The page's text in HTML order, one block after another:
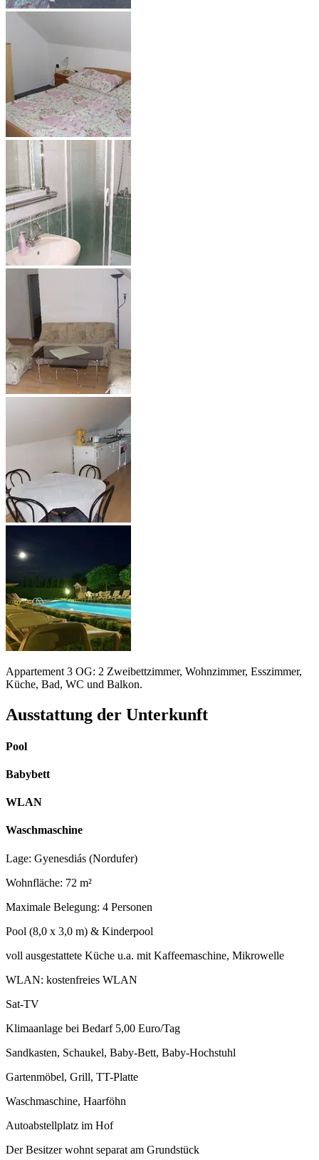
Appartement 3 OG: 2 Zweibettzimmer, Wohnzimmer, Esszimmer,
Küche, Bad, WC und Balkon.
Ausstattung der Unterkunft
Pool
Babybett
WLAN
Waschmaschine
Lage: Gyenesdiás (Nordufer)
Wohnfläche: 72 m²
Maximale Belegung: 4 Personen
Pool (8,0 x 3,0 m) & Kinderpool
voll ausgestattete Küche u.a. mit Kaffeemaschine, Mikrowelle
WLAN: kostenfreies WLAN
Sat-TV
Klimaanlage bei Bedarf 5,00 Euro/Tag
Sandkasten, Schaukel, Baby-Bett, Baby-Hochstuhl
Gartenmöbel, Grill, TT-Platte
Waschmaschine, Haarföhn
Autoabstellplatz im Hof
Der Besitzer wohnt separat am Grundstück